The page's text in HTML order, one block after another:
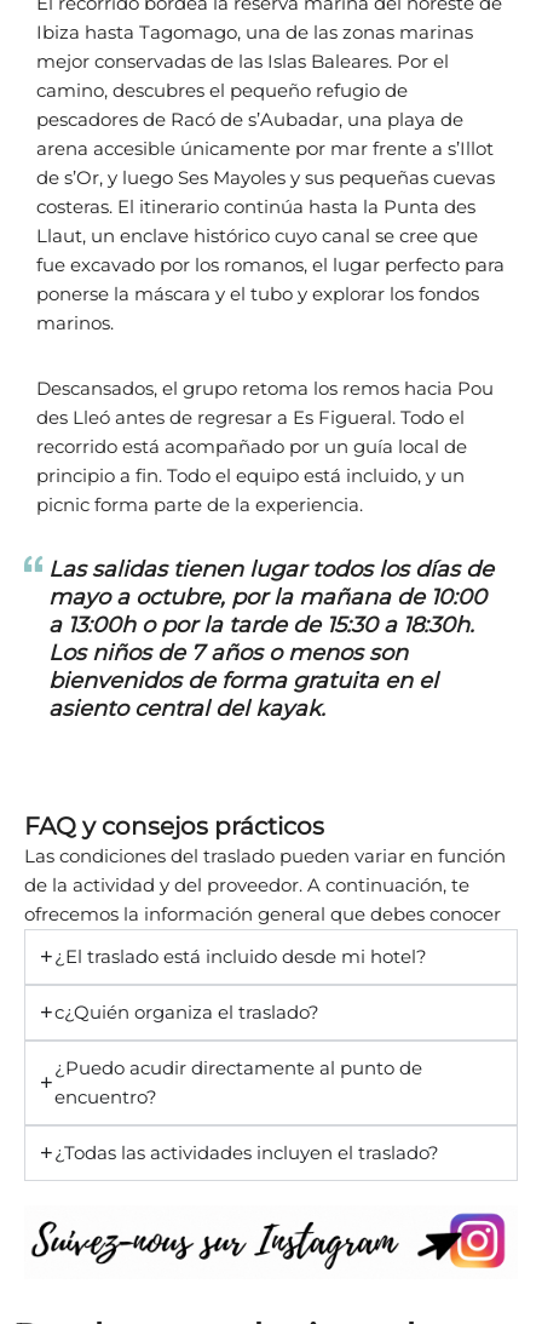
Ibiza hasta Tagomago, una de las zonas marinas
mejor conservadas de las Islas Baleares. Por el
camino, descubres el pequeño refugio de
pescadores de Racó de s’Aubadar, una playa de
arena accesible únicamente por mar frente a s’Illot
de s’Or, y luego Ses Mayoles y sus pequeñas cuevas
costeras. El itinerario continúa hasta la Punta des
Llaut, un enclave histórico cuyo canal se cree que
fue excavado por los romanos, el lugar perfecto para
ponerse la máscara y el tubo y explorar los fondos
marinos.
Descansados, el grupo retoma los remos hacia Pou
des Lleó antes de regresar a Es Figueral. Todo el
recorrido está acompañado por un guía local de
principio a fin. Todo el equipo está incluido, y un
picnic forma parte de la experiencia.
Las salidas tienen lugar todos los días de
mayo a octubre, por la mañana de 10:00
a 13:00h o por la tarde de 15:30 a 18:30h.
Los niños de 7 años o menos son
bienvenidos de forma gratuita en el
asiento central del kayak.
FAQ y consejos prácticos
Las condiciones del traslado pueden variar en función
de la actividad y del proveedor. A continuación, te
ofrecemos la información general que debes conocer
¿El traslado está incluido desde mi hotel?
c¿Quién organiza el traslado?
¿Puedo acudir directamente al punto de
encuentro?
¿Todas las actividades incluyen el traslado?